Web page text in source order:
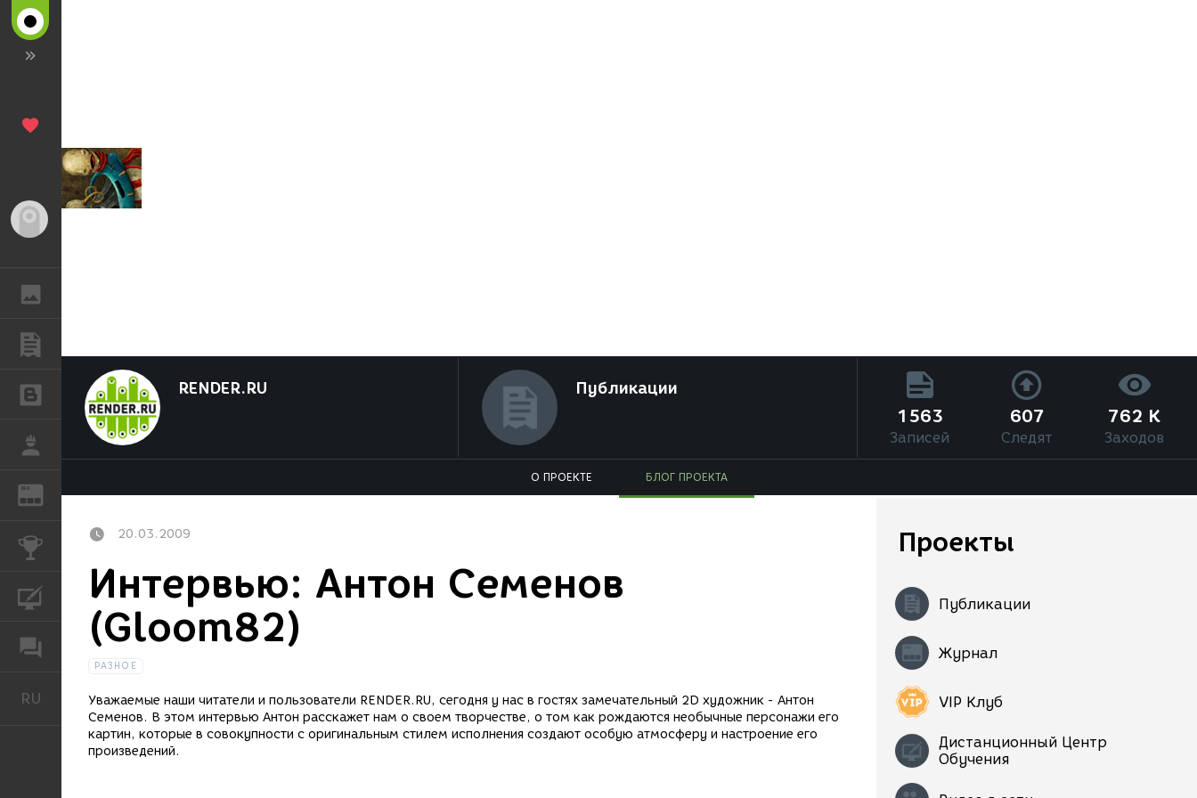
БЛОГИ
РАБОТА
REN ЖУРНАЛ
КОНКУРСЫ
КУРСЫ
ФОРУМ
RU Русский
RENDER.RU Публикации
1563
Записей
607
Следят
762 K
Заходов
О ПРОЕКТЕ БЛОГ ПРОЕКТА
Проекты
Публикации
Журнал
VIP Клуб
Дистанционный Центр
Обучения
20.03.2009
Интервью: Антон Семенов
(Gloom82)
РАЗНОЕ
Уважаемые наши читатели и пользователи RENDER.RU, сегодня у нас в гостях замечательный 2D художник - Антон
Семенов. В этом интервью Антон расскажет нам о своем творчестве, о том как рождаются необычные персонажи его
картин, которые в совокупности с оригинальным стилем исполнения создают особую атмосферу и настроение его
произведений.